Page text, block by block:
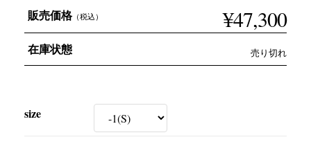
販売価格（税込） ¥47,300
在庫状態 売り切れ
size